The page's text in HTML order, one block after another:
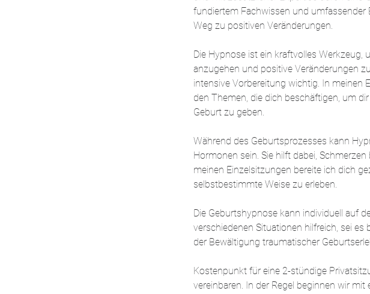
fundiertem Fachwissen und
Weg zu positiven Veränderungen.
Die Hypnose ist ein kraftvolles
anzugehen und positive Veränderungen
intensive Vorbereitung wichtig. In meinen
den Themen, die dich beschäftigen, um
Geburt zu geben.
Während des Geburtsprozesses kann
Hormonen sein. Sie hilft dabei,
meinen Einzelsitzungen bereite ich dich
selbstbestimmte Weise zu erleben.
Die Geburtshypnose kann individuell auf
verschiedenen Situationen hilfreich, sei
der Bewältigung traumatischer
Kostenpunkt für eine 2-stündige
vereinbaren. In der Regel beginnen wir